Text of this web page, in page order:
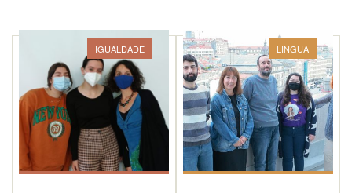
IGUALDADE LINGUA